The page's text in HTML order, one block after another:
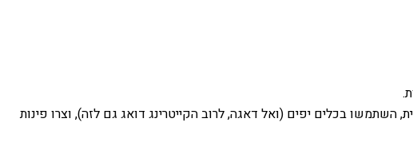
בכלים יפים (ואל דאגה, לרוב הקייטרינג דואג גם לזה), וצרו פינות